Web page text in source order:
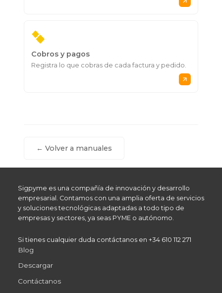
Cobros y pagos
Registra lo que cobras de cada factura y pedido.
← Volver a manuales
Sigpyme es una compañía de innovación y desarrollo
empresarial. Contamos con una amplia oferta de servicios
y soluciones tecnológicas adaptadas a todo tipo de
empresas y sectores, ya seas PYME o autónomo.
Si tienes cualquier duda contáctanos en +34 610 112 271
Blog
Descargar
Contáctanos